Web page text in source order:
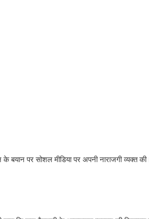
पर सोशल मीडिया पर अपनी नाराजगी व्यक्त